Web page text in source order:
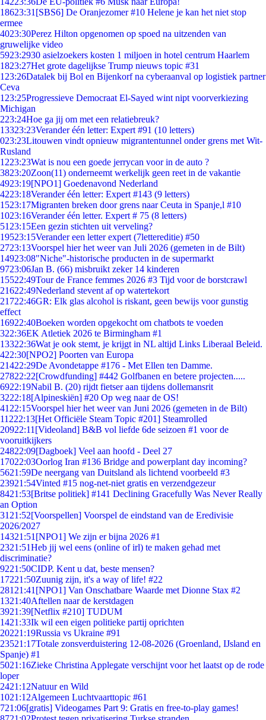
18623:31 [SBS6] De Oranjezomer #10 Helene je kan het niet stop
ermee
4023:30Perez Hilton opgenomen op spoed na uitzenden van
gruwelijke video
5923:2930 asielzoekers kosten 1 miljoen in hotel centrum Haarlem
1823:27Het grote dagelijkse Trump nieuws topic #31
1 23:26Datalek bij Bol en Bijenkorf na cyberaanval op logistiek partner
Ceva
1 23:25Progressieve Democraat El-Sayed wint nipt voorverkiezing
Michigan
223:24Hoe ga jij om met een relatiebreuk?
13323:23Verander één letter: Expert #91 (10 letters)
023:23Litouwen vindt opnieuw migrantentunnel onder grens met Wit-
Rusland
1223:23Wat is nou een goede jerrycan voor in de auto ?
3823:20Zoon(11) onderneemt werkelijk geen reet in de vakantie
4923:19[NPO1] Goedenavond Nederland
4223:18Verander één letter: Expert #143 (9 letters)
1523:17Migranten breken door grens naar Ceuta in Spanje,l #10
1023:16Verander één letter. Expert # 75 (8 letters)
51 23:15Een gezin stichten uit verveling?
19523:15Verander een letter expert (7lettereditie) #50
2723:13Voorspel hier het weer van Juli 2026 (gemeten in de Bilt)
14923:08"Niche"-historische producten in de supermarkt
9723:06Jan B. (66) misbruikt zeker 14 kinderen
15522:49Tour de France femmes 2026 #3 Tijd voor de borstcrawl
21622:49Nederland stevent af op watertekort
21722:46GR: Elk glas alcohol is riskant, geen bewijs voor gunstig
effect
16922:40Boeken worden opgekocht om chatbots te voeden
322:36EK Atletiek 2026 te Birmingham #1
13322:36Wat je ook stemt, je krijgt in NL altijd Links Liberaal Beleid.
422:30[NPO2] Poorten van Europa
21422:29De Avondetappe #176 - Met Ellen ten Damme.
27822:22[Crowdfunding] #442 Golfbanen en betere projecten.....
6922:19Nabil B. (20) rijdt fietser aan tijdens dollemansrit
3222:18[Alpineskiën] #20 Op weg naar de OS!
41 22:15Voorspel hier het weer van Juni 2026 (gemeten in de Bilt)
11222:13[Het Officiële Steam Topic #201] Steamrolled
20922:11 [Videoland] B&B vol liefde 6de seizoen #1 voor de
vooruitkijkers
24822:09[Dagboek] Veel aan hoofd - Deel 27
17022:03Oorlog Iran #136 Bridge and powerplant day incoming?
5621:59De neergang van Duitsland als lichtend voorbeeld #3
23921:54Vinted #15 nog-net-niet gratis en verzendgezeur
8421:53[Britse politiek] #141 Declining Gracefully Was Never Really
an Option
31 21:52[Voorspellen] Voorspel de eindstand van de Eredivisie
2026/2027
14321:51 [NPO1] We zijn er bijna 2026 #1
2321:51Heb jij wel eens (online of irl) te maken gehad met
discriminatie?
9221:50CIDP. Kent u dat, beste mensen?
17221:50Zuunig zijn, it's a way of life! #22
281 21:41 [NPO1] Van Onschatbare Waarde met Dionne Stax #2
1321:40Aftellen naar de kerstdagen
3921:39[Netflix #210] TUDUM
1421:33Ik wil een eigen politieke partij oprichten
20221:19Russia vs Ukraine #91
23521:17Totale zonsverduistering 12-08-2026 (Groenland, IJsland en
Spanje) #1
5021:16Zieke Christina Applegate verschijnt voor het laatst op de rode
loper
2421:12Natuur en Wild
1021:12Algemeen Luchtvaarttopic #61
721:06[gratis] Videogames Part 9: Gratis en free-to-play games!